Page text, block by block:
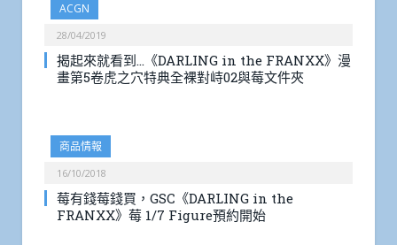
ACGN
28/04/2019
揭起來就看到…《DARLING in the FRANXX》漫
畫第5卷虎之穴特典全裸對峙02與莓文件夾
商品情報
16/10/2018
莓有錢莓錢買，GSC《DARLING in the
FRANXX》莓 1/7 Figure預約開始